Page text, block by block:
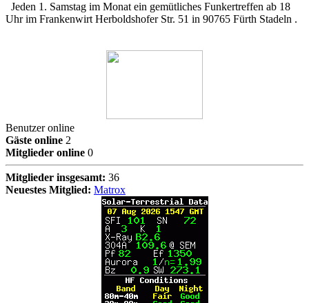
Jeden 1. Samstag im Monat ein gemütliches Funkertreffen ab 18
Uhr im Frankenwirt Herboldshofer Str. 51 in 90765 Fürth Stadeln .
Benutzer online
Gäste online 2
Mitglieder online 0
Mitglieder insgesamt: 36
Neuestes Mitglied: Matrox